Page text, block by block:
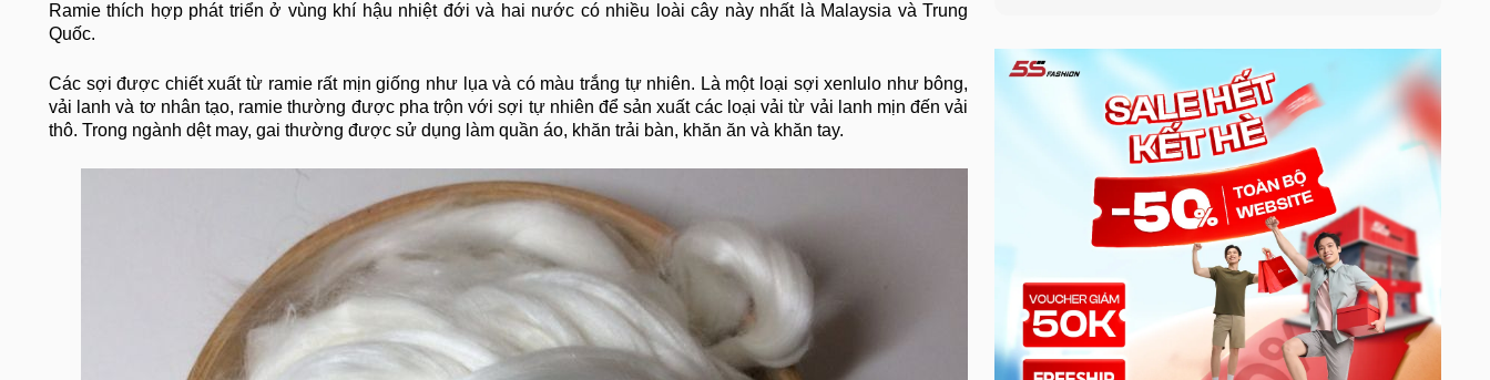
Ramie thích hợp phát triển ở vùng khí hậu nhiệt đới và hai nước có nhiều loài cây này nhất là Malaysia và Trung
Quốc.
Các sợi được chiết xuất từ ​​​​ramie rất mịn giống như lụa và có màu trắng tự nhiên. Là một loại sợi xenlulo như bông,
vải lanh và tơ nhân tạo, ramie thường được pha trộn với sợi tự nhiên để sản xuất các loại vải từ vải lanh mịn đến vải
thô. Trong ngành dệt may, gai thường được sử dụng làm quần áo, khăn trải bàn, khăn ăn và khăn tay.